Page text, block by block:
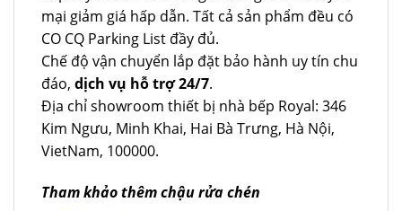
mại giảm giá hấp dẫn. Tất cả sản phẩm đều có
CO CQ Parking List đầy đủ.
Chế độ vận chuyển lắp đặt bảo hành uy tín chu
đáo, dịch vụ hỗ trợ 24/7.
Địa chỉ showroom thiết bị nhà bếp Royal: 346
Kim Ngưu, Minh Khai, Hai Bà Trưng, Hà Nội,
VietNam, 100000.
Tham khảo thêm chậu rửa chén